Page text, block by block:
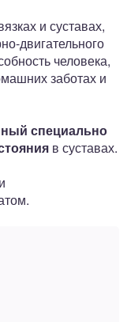
и суставах,
двигательного
человека,
заботах и
специально
в суставах.